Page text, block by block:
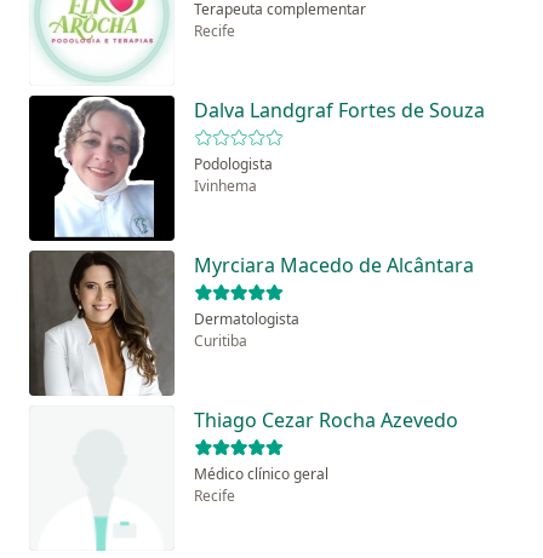
Terapeuta complementar
Recife
Dalva Landgraf Fortes de Souza
Podologista
Ivinhema
Myrciara Macedo de Alcântara
Dermatologista
Curitiba
Thiago Cezar Rocha Azevedo
Médico clínico geral
Recife